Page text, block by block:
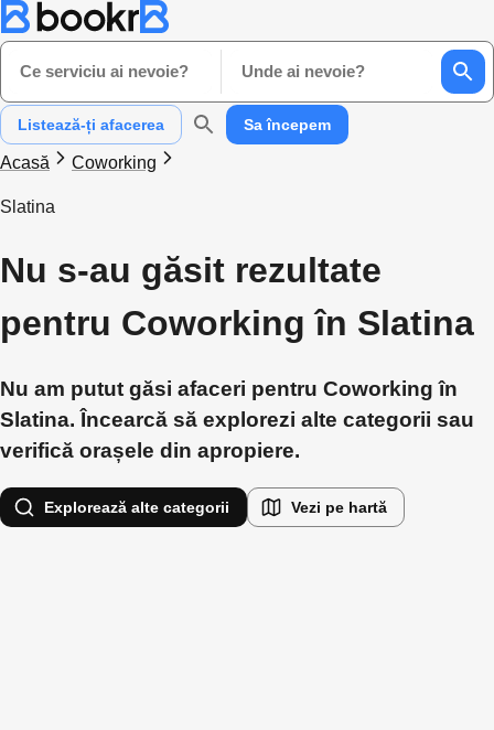
Ce serviciu ai nevoie? Unde ai nevoie?
Listează-ți afacerea Sa începem
Acasă Coworking
Slatina
Nu s-au găsit rezultate
pentru Coworking în Slatina
Nu am putut găsi afaceri pentru Coworking în
Slatina. Încearcă să explorezi alte categorii sau
verifică orașele din apropiere.
Explorează alte categorii Vezi pe hartă